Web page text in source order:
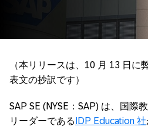
（本リリースは、10 月 13 日に
表文の抄訳です）
SAP SE (NYSE：SAP) は、国際
リーダーである IDP Education 社